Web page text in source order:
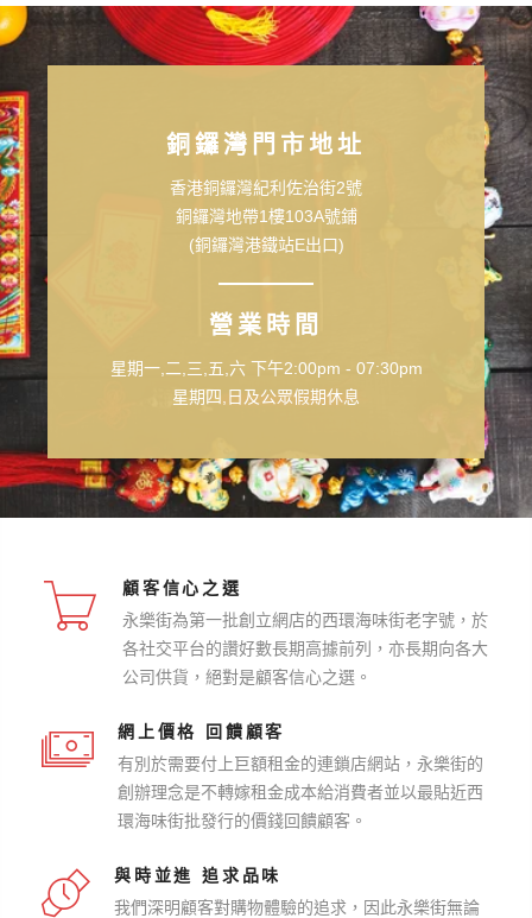
銅鑼灣門市地址
香港銅鑼灣紀利佐治街2號
銅鑼灣地帶1樓103A號鋪
(銅鑼灣港鐵站E出口)
營業時間
星期一,二,三,五,六 下午2:00pm - 07:30pm
星期四,日及公眾假期休息
顧客信心之選
永樂街為第一批創立網店的西環海味街老字號，於
各社交平台的讚好數長期高據前列，亦長期向各大
公司供貨，絕對是顧客信心之選。
網上價格 回饋顧客
有別於需要付上巨額租金的連鎖店網站，永樂街的
創辦理念是不轉嫁租金成本給消費者並以最貼近西
環海味街批發行的價錢回饋顧客。
與時並進 追求品味
我們深明顧客對購物體驗的追求，因此永樂街無論